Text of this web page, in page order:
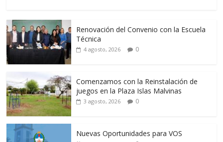
Renovación del Convenio con la Escuela
Técnica
4 agosto, 2026 0
Comenzamos con la Reinstalación de
juegos en la Plaza Islas Malvinas
3 agosto, 2026 0
Nuevas Oportunidades para VOS